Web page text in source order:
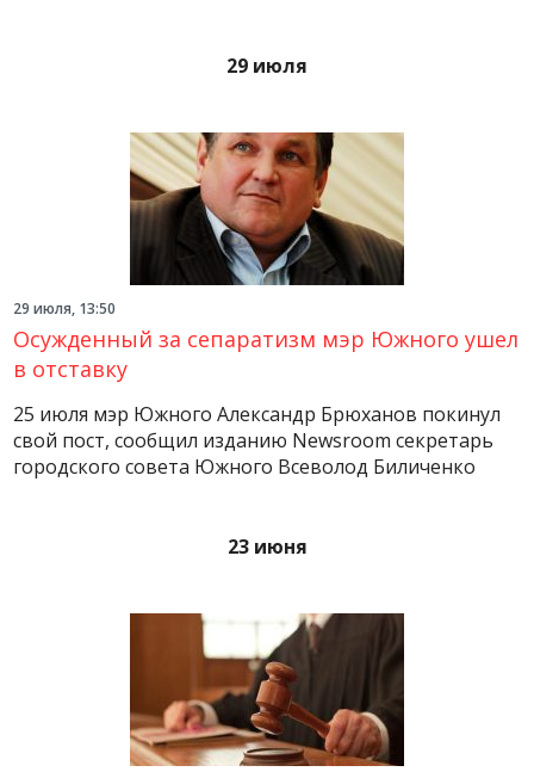
29 июля
29 июля, 13:50
Осужденный за сепаратизм мэр Южного ушел
в отставку
25 июля мэр Южного Александр Брюханов покинул
свой пост, сообщил изданию Newsroom секретарь
городского совета Южного Всеволод Биличенко
23 июня